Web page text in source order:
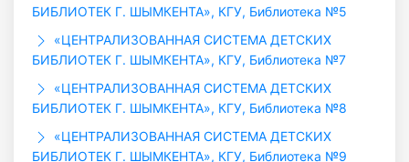
БИБЛИОТЕК Г. ШЫМКЕНТА», КГУ, Библиотека №5
«ЦЕНТРАЛИЗОВАННАЯ СИСТЕМА ДЕТСКИХ
БИБЛИОТЕК Г. ШЫМКЕНТА», КГУ, Библиотека №7
«ЦЕНТРАЛИЗОВАННАЯ СИСТЕМА ДЕТСКИХ
БИБЛИОТЕК Г. ШЫМКЕНТА», КГУ, Библиотека №8
«ЦЕНТРАЛИЗОВАННАЯ СИСТЕМА ДЕТСКИХ
БИБЛИОТЕК Г. ШЫМКЕНТА», КГУ, Библиотека №9